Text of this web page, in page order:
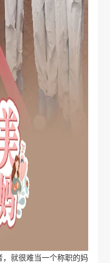
就很难当一个称职的妈